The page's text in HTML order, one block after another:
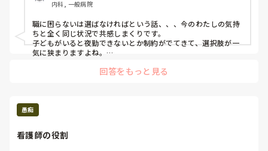
稼ぎたい気持ちもあります。稼ぐならきつくなることを覚悟
しないといけないですよね。
ワークライフバランスを考えると今の施設勤務なんですけ
ど、このままずっとここで働くと思うと憂うつです。
ちなみに小学生低学年の子ども2人います。共働きで旦那の
なに悩んでないです。
内科, 一般病院
職に困らないは選ばなければという話、、、今のわたしの気持
ちと全く同じ状況で共感しまくりです。
子どもがいると夜勤できないとか制約がでてきて、選択肢が一
気に狭まりますよね。
もし、みとめさんががっつり医療行為、看護がしたいなら、訪
その辺配慮してもらえたらいいんじゃないかなと思います。
訪看ならパートでも、時給いいとこありそうですけど、、、急
すかね？
回答をもっと見る
愚痴
看護師の役割